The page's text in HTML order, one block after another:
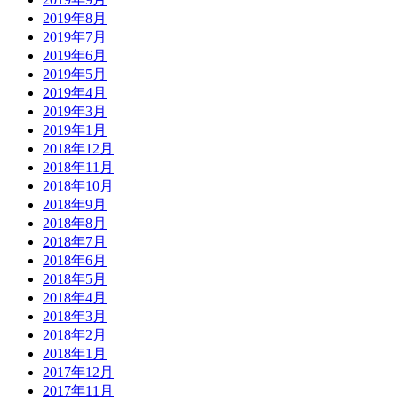
2019年8月
2019年7月
2019年6月
2019年5月
2019年4月
2019年3月
2019年1月
2018年12月
2018年11月
2018年10月
2018年9月
2018年8月
2018年7月
2018年6月
2018年5月
2018年4月
2018年3月
2018年2月
2018年1月
2017年12月
2017年11月